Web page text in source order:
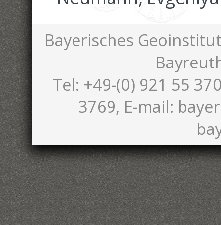
Bayerisches
Tel: +49-(0) 921 55
3769, E-mail: